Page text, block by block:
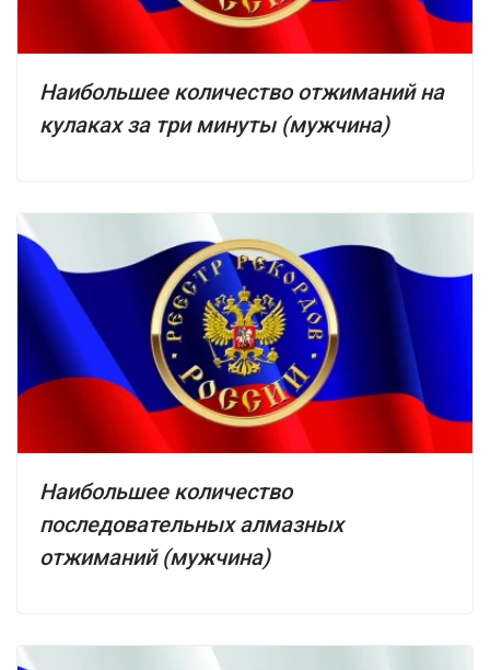
Наибольшее количество отжиманий на
кулаках за три минуты (мужчина)
Наибольшее количество
последовательных алмазных
отжиманий (мужчина)